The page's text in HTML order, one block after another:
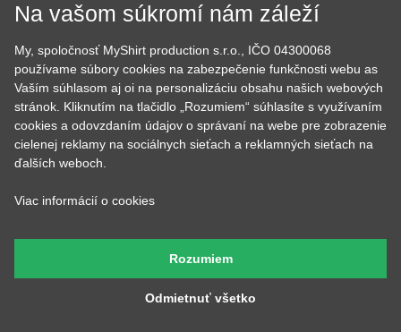
Tom
Prijíma objednávky,
kontroluje, či u nich je
budete volať, bude na
druhom konci. Má starosť
Lucka
Stará sa o to, aby potlače
Na vašom súkromí nám záleží
My, spoločnosť MyShirt production s.r.o., IČO 04300068
používame súbory cookies na zabezpečenie funkčnosti webu as
Vaším súhlasom aj oi na personalizáciu obsahu našich webových
stránok. Kliknutím na tlačidlo „Rozumiem“ súhlasíte s využívaním
cookies a odovzdaním údajov o správaní na webe pre zobrazenie
cielenej reklamy na sociálnych sieťach a reklamných sieťach na
ďalších weboch.
Viac informácií o cookies
Odmietnuť všetko
Rozumiem